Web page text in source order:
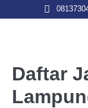
Daftar